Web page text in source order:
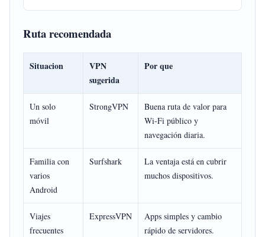
Ruta recomendada
Situacion
VPN
sugerida
Por que
Un solo
móvil
StrongVPN
Buena ruta de valor para
Wi-Fi público y
navegación diaria.
Familia con
varios
Android
Surfshark
La ventaja está en cubrir
muchos dispositivos.
Viajes
frecuentes
ExpressVPN
Apps simples y cambio
rápido de servidores.